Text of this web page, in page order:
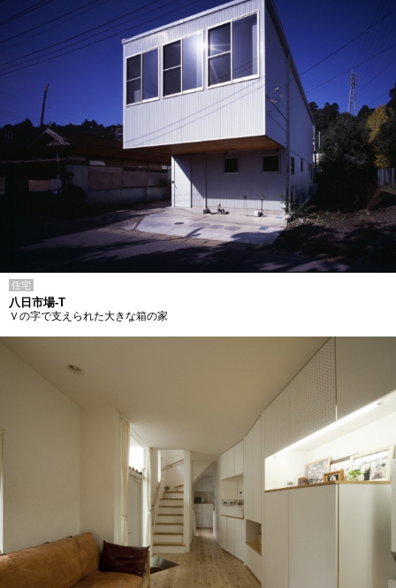
住宅
八日市場-T
Ｖの字で支えられた大きな箱の家